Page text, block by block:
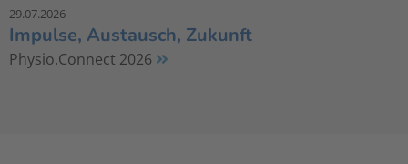
29.07.2026
Impulse, Austausch, Zukunft
Physio.Connect 2026